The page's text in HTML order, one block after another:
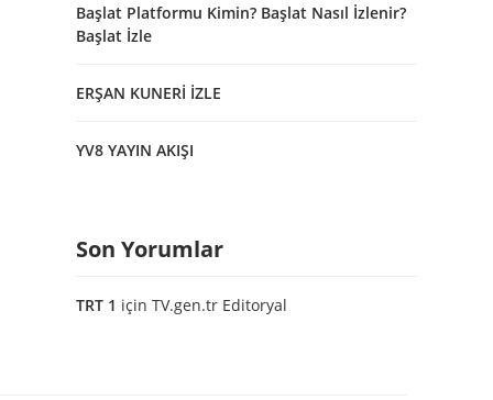
Başlat Platformu Kimin? Başlat Nasıl İzlenir?
Başlat İzle
ERŞAN KUNERİ İZLE
YV8 YAYIN AKIŞI
Son Yorumlar
TRT 1 için TV.gen.tr Editoryal